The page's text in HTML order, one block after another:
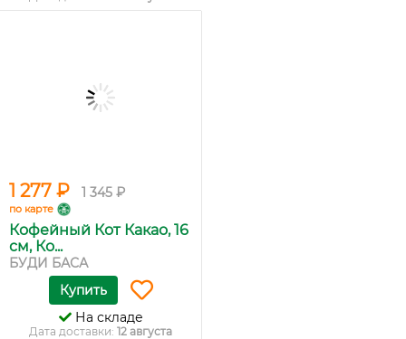
1 277 ₽ 1 345 ₽
по карте
Кофейный Кот Какао, 16
см, Ко...
БУДИ БАСА
Купить
На складе
Дата доставки: 12 августа